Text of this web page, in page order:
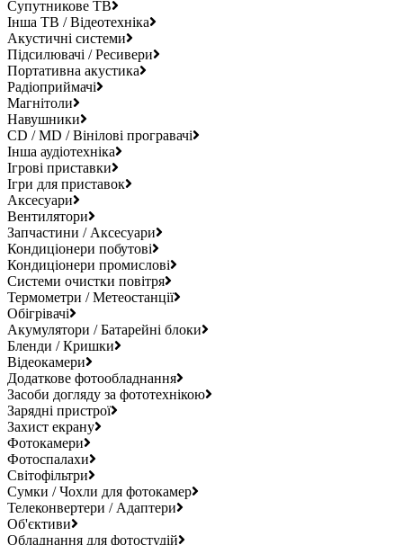
Супутникове ТВ
Інша ТВ / Відеотехніка
Акустичні системи
Підсилювачі / Ресивери
Портативна акустика
Радіоприймачі
Магнітоли
Навушники
CD / MD / Вінілові програвачі
Інша аудіотехніка
Ігрові приставки
Ігри для приставок
Аксесуари
Вентилятори
Запчастини / Аксесуари
Кондиціонери побутові
Кондиціонери промислові
Системи очистки повітря
Термометри / Метеостанції
Обігрівачі
Акумулятори / Батарейні блоки
Бленди / Кришки
Відеокамери
Додаткове фотообладнання
Засоби догляду за фототехнікою
Зарядні пристрої
Захист екрану
Фотокамери
Фотоспалахи
Світофільтри
Сумки / Чохли для фотокамер
Телеконвертери / Адаптери
Об'єктиви
Обладнання для фотостудій